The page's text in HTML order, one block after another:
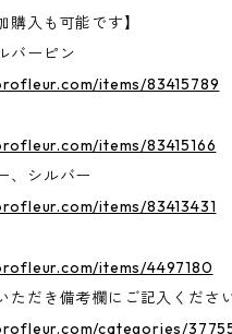
購入も可能です】
バーピン
items/83415789
items/83415166
、シルバー
items/83413431
items/4497180
ただき備考欄にご記入ください
categories/